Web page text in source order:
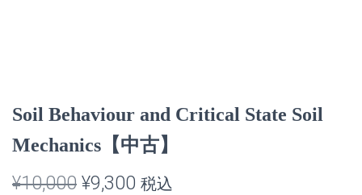
Soil Behaviour and Critical State Soil
Mechanics【中古】
¥10,000 元
¥9,300 現
税込